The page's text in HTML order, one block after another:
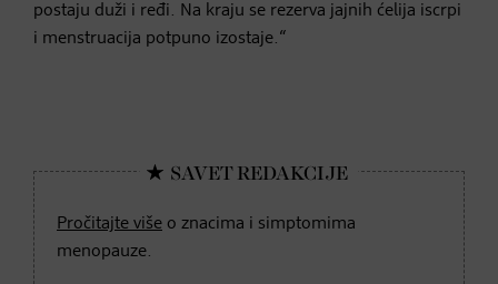
postaju duži i ređi. Na kraju se rezerva jajnih ćelija iscrpi
i menstruacija potpuno izostaje.“
Pročitajte više o znacima i simptomima
menopauze.